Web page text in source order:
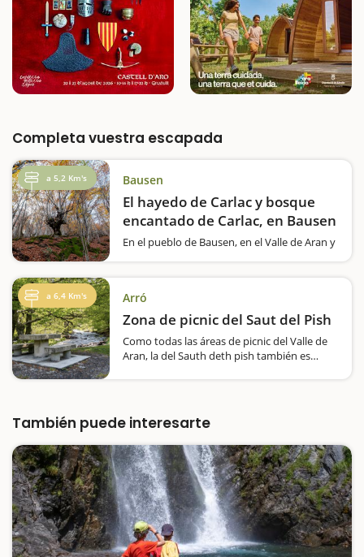
Completa vuestra escapada
a 5,2 Km's Bausen
El hayedo de Carlac y bosque
encantado de Carlac, en Bausen
En el pueblo de Bausen, en el Valle de Aran y
bonitas del mundo senderista. Es una
excursión preciosa, ideal para hacer en…
a 6,4 Km's Arró
Zona de picnic del Saut del Pish
Como todas las áreas de picnic del Valle de
Aran, la del Sauth deth pish también es
niños…
También puede interesarte